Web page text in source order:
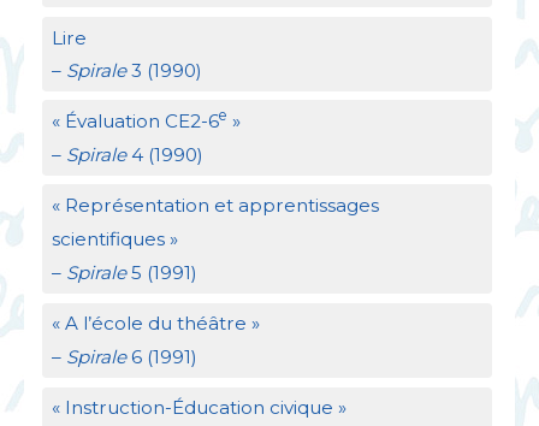
Lire
– Spirale3 (1990)
« Évaluation CE2-6e »
– Spirale4 (1990)
« Représentation et apprentissages
scientifiques »
– Spirale5 (1991)
« A l’école du théâtre »
– Spirale6 (1991)
« Instruction-Éducation civique »